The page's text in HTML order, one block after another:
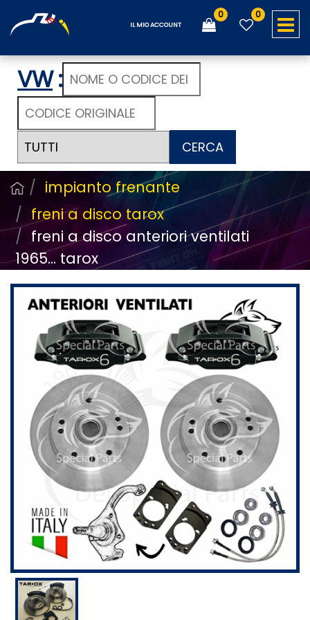
IL MIO ACCOUNT
0 0
VW:
CERCA
impianto frenante
freni a disco tarox
freni a disco anteriori ventilati
1965... tarox